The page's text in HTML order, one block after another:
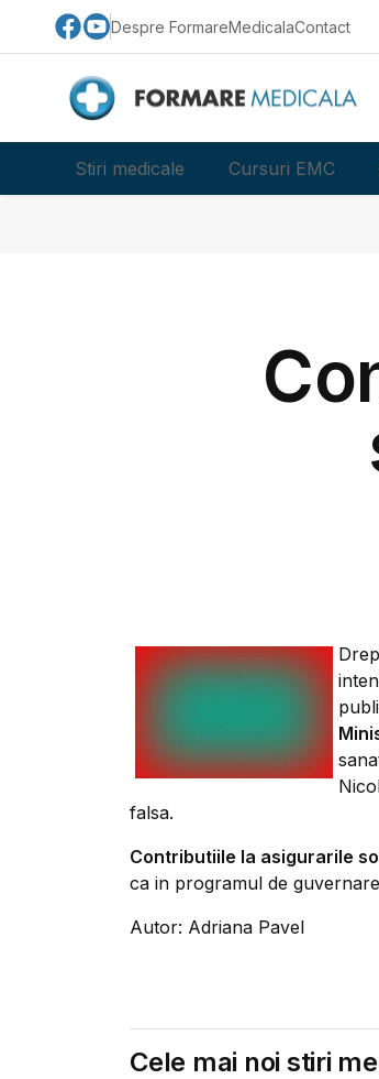
Despre FormareMedicalaContact
Stiri medicale Cursuri EMC
falsa.
Contributiile la asigurarile
ca in programul de
Autor: Adriana Pavel
Cele mai noi stiri